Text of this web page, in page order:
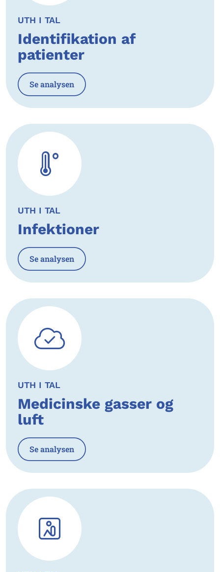
UTH I TAL
Identifikation af
patienter
Se analysen
UTH I TAL
Infektioner
Se analysen
UTH I TAL
Medicinske gasser og
luft
Se analysen